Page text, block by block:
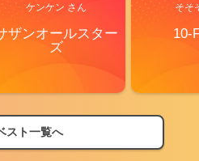
ケンケン さん
ザンオールスター
ズ
そそ
10-
スト一覧へ
上半期編発表！